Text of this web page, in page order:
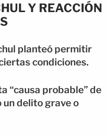
Y REACCIÓN
planteó permitir
condiciones.
“causa probable” de
un delito grave o